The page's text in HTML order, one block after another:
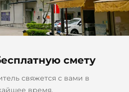
смету
свяжется с вами в
время.